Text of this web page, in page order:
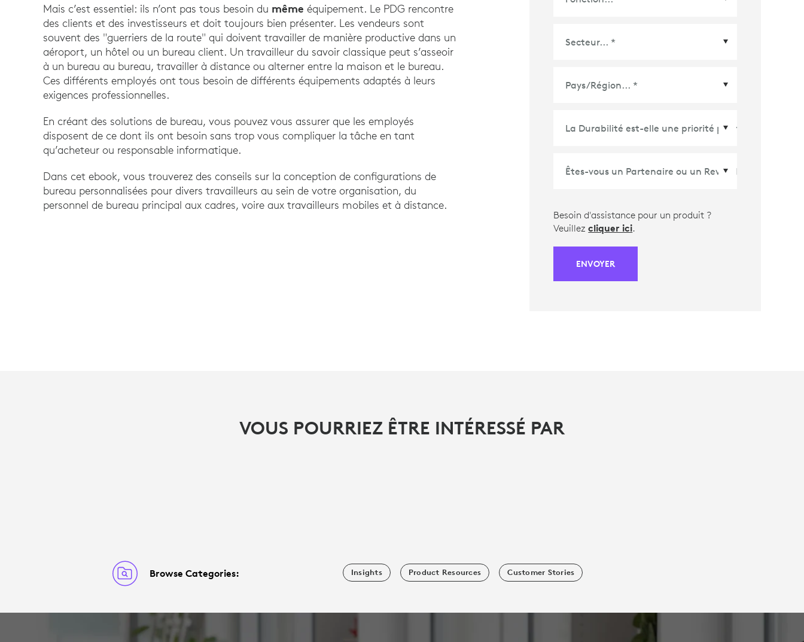
Mais c’est essentiel: ils n’ont pas tous besoin du même équipement. Le PDG rencontre
des clients et des investisseurs et doit toujours bien présenter. Les vendeurs sont
souvent des "guerriers de la route" qui doivent travailler de manière productive dans un
aéroport, un hôtel ou un bureau client. Un travailleur du savoir classique peut s’asseoir
à un bureau au bureau, travailler à distance ou alterner entre la maison et le bureau.
Ces différents employés ont tous besoin de différents équipements adaptés à leurs
exigences professionnelles.
En créant des solutions de bureau, vous pouvez vous assurer que les employés
disposent de ce dont ils ont besoin sans trop vous compliquer la tâche en tant
qu’acheteur ou responsable informatique.
Dans cet ebook, vous trouverez des conseils sur la conception de configurations de
bureau personnalisées pour divers travailleurs au sein de votre organisation, du
personnel de bureau principal aux cadres, voire aux travailleurs mobiles et à distance.
Pays/Région *
Besoin d'assistance pour un produit ?
Veuillezcliquer ici.
ENVOYER
VOUS POURRIEZ ÊTRE INTÉRESSÉ PAR
Browse Categories: Insights Product Resources Customer Stories